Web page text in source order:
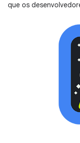
que os